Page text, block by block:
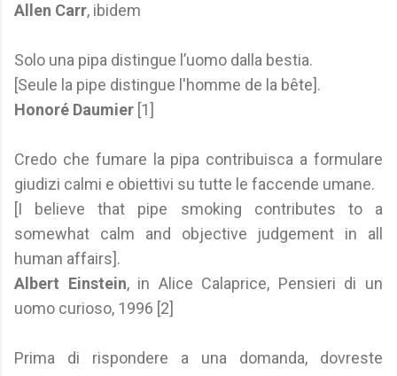
Allen Carr, ibidem
Solo una pipa distingue l’uomo dalla bestia.
[Seule la pipe distingue l'homme de la bête].
Honoré Daumier [1]
Credo che fumare la pipa contribuisca a formulare
giudizi calmi e obiettivi su tutte le faccende umane.
[I believe that pipe smoking contributes to a
somewhat calm and objective judgement in all
human affairs].
Albert Einstein, in Alice Calaprice, Pensieri di un
uomo curioso, 1996 [2]
Prima di rispondere a una domanda, dovreste